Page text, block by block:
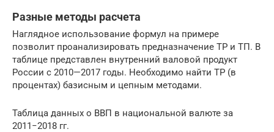
Разные методы расчета
Наглядное использование формул на примере
позволит проанализировать предназначение ТР и ТП. В
таблице представлен внутренний валовой продукт
России с 2010—2017 годы. Необходимо найти ТР (в
процентах) базисным и цепным методами.
Таблица данных о ВВП в национальной валюте за
2011−2018 гг.